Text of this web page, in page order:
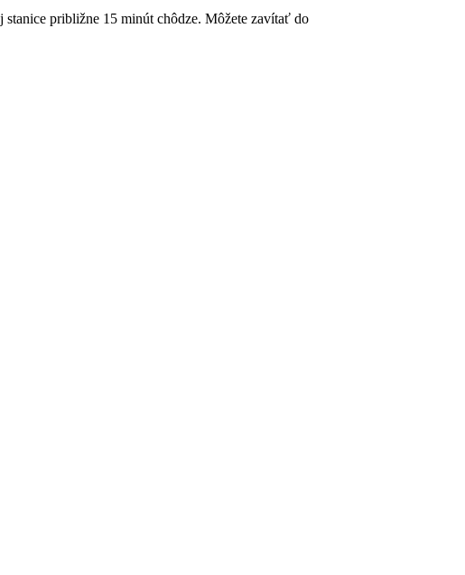
stanice približne 15 minút chôdze. Môžete zavítať do